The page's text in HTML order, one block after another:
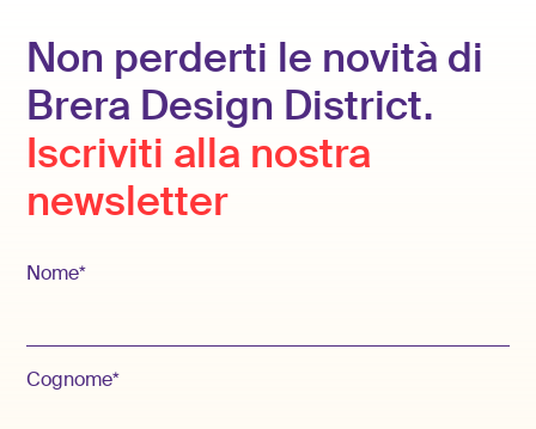
Non perderti le novità di
Brera Design District.
Iscriviti alla nostra
newsletter
Nome*
Cognome*